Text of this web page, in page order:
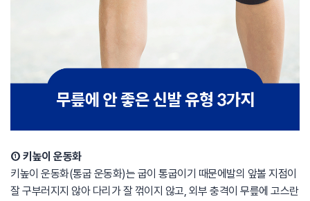
① 키높이 운동화
키높이 운동화(통굽 운동화)는 굽이 통굽이기 때문에발의 앞볼 지점이
잘 구부러지지 않아 다리가 잘 꺾이지 않고, 외부 충격이 무릎에 고스란